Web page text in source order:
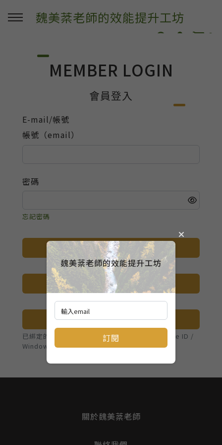
魏美棻老師的效能提升工坊
0
MEMBER LOGIN
會員登入
E-mail/帳號
帳號（email）
密碼
忘記密碼
登入
註冊
使用 Passkey 登入
已綁定的裝置可不用密碼，直接用 Touch ID / Face ID /
Windows Hello 登入
關於魏美棻老師
魏美棻老師的效能提升工坊
訂閱